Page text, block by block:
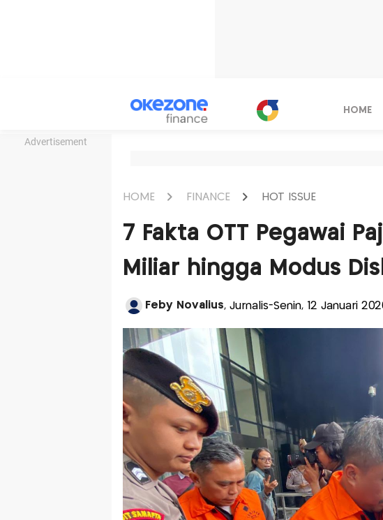
Advertisement
HOME
HOME FINANCE HOT ISSUE
7 Fakta OTT Pegawai
Miliar hingga Modus
Feby Novalius, Jurnalis-Senin, 12 Januari